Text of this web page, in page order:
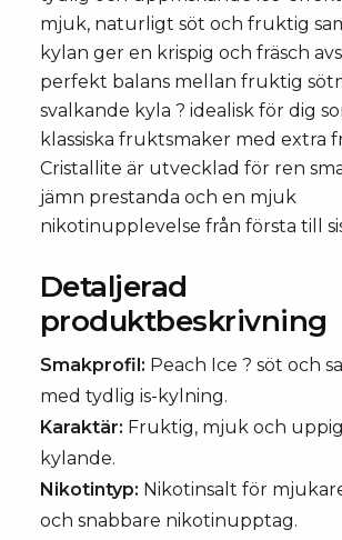
mjuk, naturligt söt och fruktig
kylan ger en krispig och fräsch
perfekt balans mellan fruktig
svalkande kyla ? idealisk för dig
klassiska fruktsmaker med extra
Cristallite är utvecklad för ren
jämn prestanda och en mjuk
nikotinupplevelse från första till
Detaljerad
produktbeskrivning
Smakprofil: Peach Ice ? söt och
med tydlig is-kylning.
Karaktär: Fruktig, mjuk och
kylande.
Nikotintyp: Nikotinsalt för
och snabbare nikotinupptag.